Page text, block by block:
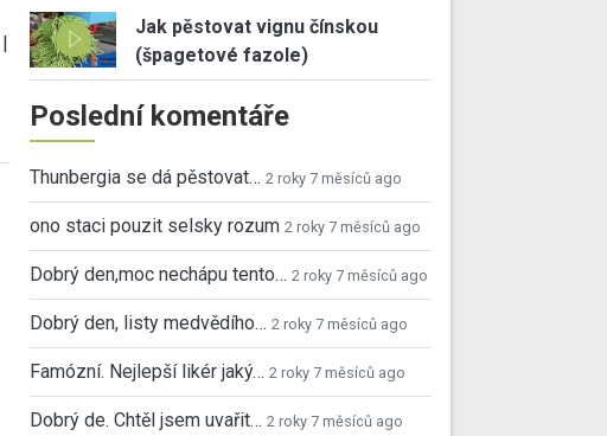
Jak pěstovat vignu čínskou
(špagetové fazole)
Poslední komentáře
Thunbergia se dá pěstovat… 2 roky 7 měsíců ago
ono staci pouzit selsky rozum 2 roky 7 měsíců ago
Dobrý den,moc nechápu tento… 2 roky 7 měsíců ago
Dobrý den, listy medvědího… 2 roky 7 měsíců ago
Famózní. Nejlepší likér jaký… 2 roky 7 měsíců ago
Dobrý de. Chtěl jsem uvařit… 2 roky 7 měsíců ago